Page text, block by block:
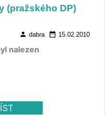
(pražského DP)
person dabra date_range 15.02.2010
nalezen